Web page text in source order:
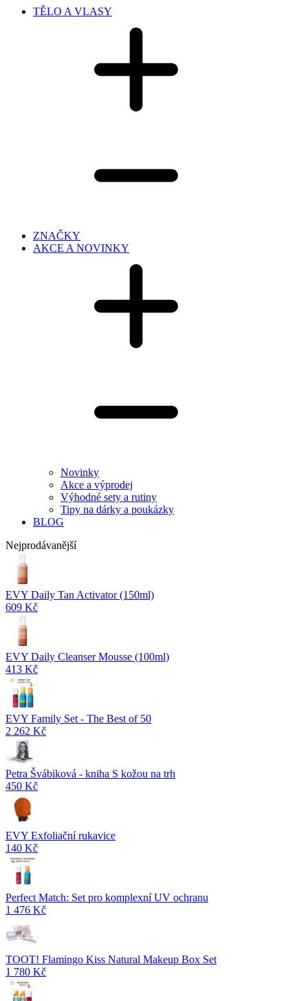
TĚLO A VLASY
ZNAČKY
AKCE A NOVINKY
Novinky
Akce a výprodej
Výhodné sety a rutiny
Tipy na dárky a poukázky
BLOG
Nejprodávanější
EVY Daily Tan Activator (150ml)
609 Kč
EVY Daily Cleanser Mousse (100ml)
413 Kč
EVY Family Set - The Best of 50
2 262 Kč
Petra Švábiková - kniha S kožou na trh
450 Kč
EVY Exfoliační rukavice
140 Kč
Perfect Match: Set pro komplexní UV ochranu
1 476 Kč
TOOT! Flamingo Kiss Natural Makeup Box Set
1 780 Kč